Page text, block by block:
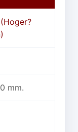
(Hoger?
mm.